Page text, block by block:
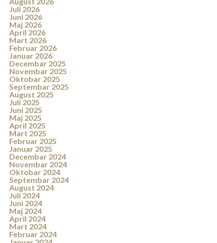
Juli 2026
Juni 2026
Maj 2026
April 2026
Mart 2026
Februar 2026
Januar 2026
Decembar 2025
Novembar 2025
Oktobar 2025
Septembar 2025
August 2025
Juli 2025
Juni 2025
Maj 2025
April 2025
Mart 2025
Februar 2025
Januar 2025
Decembar 2024
Novembar 2024
Oktobar 2024
Septembar 2024
August 2024
Juli 2024
Juni 2024
Maj 2024
April 2024
Mart 2024
Februar 2024